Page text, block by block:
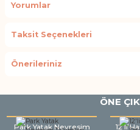
Yorumlar
Taksit Seçenekleri
Önerileriniz
ÖNE
Park Yatak Nevresim
12'li